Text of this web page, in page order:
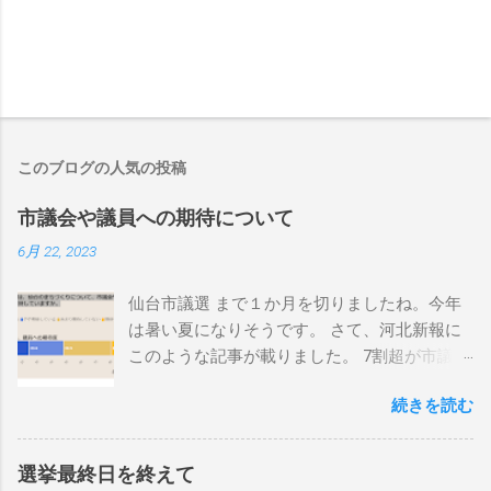
このブログの人気の投稿
市議会や議員への期待について
6月 22, 2023
仙台市議選 まで１か月を切りましたね。今年
は暑い夏になりそうです。 さて、河北新報に
このような記事が載りました。 7割超が市議選
アンケート＜河北新報オンライン×メディアー
ジ共同調査＞
https://kahoku.news/articles/20230619khn0000
続きを読む
選挙最終日を終えて